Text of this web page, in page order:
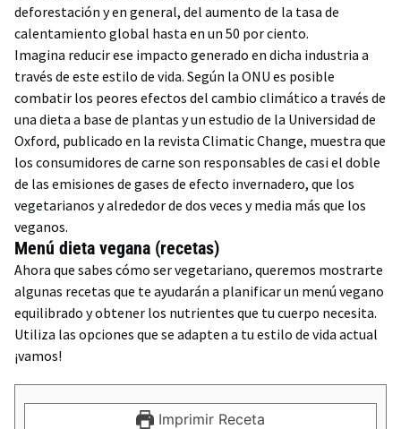
deforestación y en general, del aumento de la tasa de
calentamiento global hasta en un 50 por ciento.
Imagina reducir ese impacto generado en dicha industria a
través de este estilo de vida. Según la ONU es posible
combatir los peores efectos del cambio climático a través de
una dieta a base de plantas y un estudio de la Universidad de
Oxford, publicado en la revista Climatic Change, muestra que
los consumidores de carne son responsables de casi el doble
de las emisiones de gases de efecto invernadero, que los
vegetarianos y alrededor de dos veces y media más que los
veganos.
Menú dieta vegana (recetas)
Ahora que sabes cómo ser vegetariano, queremos mostrarte
algunas recetas que te ayudarán a planificar un menú vegano
equilibrado y obtener los nutrientes que tu cuerpo necesita.
Utiliza las opciones que se adapten a tu estilo de vida actual
¡vamos!
Imprimir Receta